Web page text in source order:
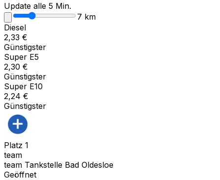
Update alle 5 Min.
7 km
Diesel
2,33 €
Günstigster
Super E5
2,30 €
Günstigster
Super E10
2,24 €
Günstigster
Platz 1
team
team Tankstelle Bad Oldesloe
Geöffnet